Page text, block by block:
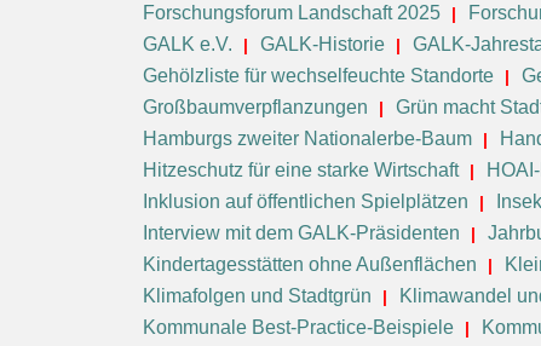
Forschungsforum Landschaft 2025
GALK e.V.
GALK-Historie GALK-
Gehölzliste für wechselfeuchte Standorte
Großbaumverpflanzungen
Grün macht
Hamburgs zweiter Nationalerbe-Baum
Hitzeschutz für eine starke Wirtschaft
Inklusion auf öffentlichen Spielplätzen
Interview mit dem GALK-Präsidenten
Kindertagesstätten ohne Außenflächen
Klimafolgen und Stadtgrün
Klimawandel
Kommunale Best-Practice-Beispiele